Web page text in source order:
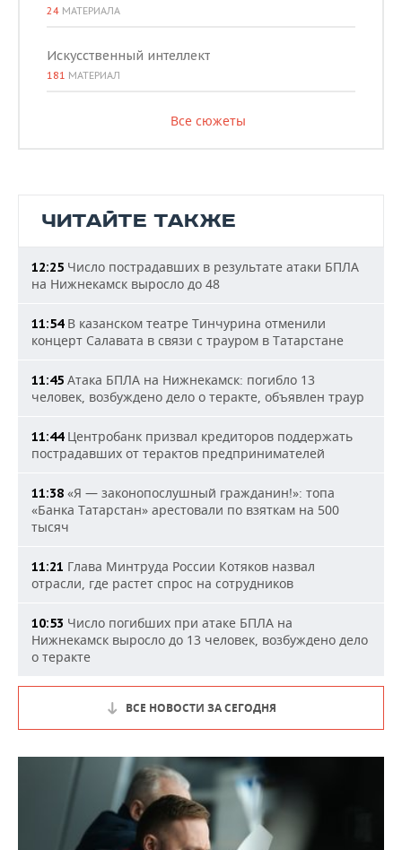
24 МАТЕРИАЛА
Искусственный интеллект
181 МАТЕРИАЛ
Все сюжеты
ЧИТАЙТЕ ТАКЖЕ
12:25 Число пострадавших в результате атаки БПЛА
на Нижнекамск выросло до 48
11:54В казанском театре Тинчурина отменили
концерт Салавата в связи с трауром в Татарстане
11:45 Атака БПЛА на Нижнекамск: погибло 13
человек, возбуждено дело о теракте, объявлен траур
11:44Центробанк призвал кредиторов поддержать
пострадавших от терактов предпринимателей
11:38 «Я — законопослушный гражданин!»: топа
«Банка Татарстан» арестовали по взяткам на 500
тысяч
11:21 Глава Минтруда России Котяков назвал
отрасли, где растет спрос на сотрудников
10:53 Число погибших при атаке БПЛА на
Нижнекамск выросло до 13 человек, возбуждено дело
о теракте
ВСЕ НОВОСТИ ЗА СЕГОДНЯ